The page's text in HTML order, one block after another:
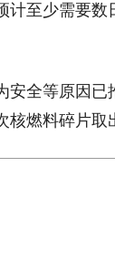
至少需要数
全等原因已
燃料碎片取